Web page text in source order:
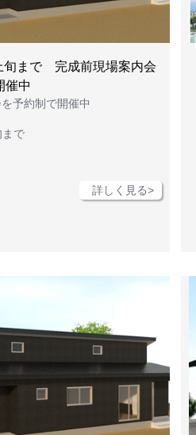
旬まで 完成前現場案内会
催中
予約制で開催中
まで
詳しく見る>